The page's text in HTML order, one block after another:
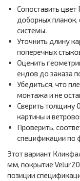
Сопоставить
доборных планок,
системы.
Уточнить длину
поперечных
Оценить
ендов до заказа
Убедиться, что
монтажа и не
Сверить толщину
картины и
Проверить,
спецификации по
Этот вариант
мм, покрытие
позиции